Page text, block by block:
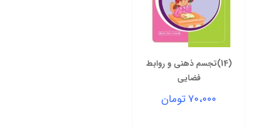
(14)تجسم ذهنی و روابط
فضایی
۷۰،۰۰۰تومان